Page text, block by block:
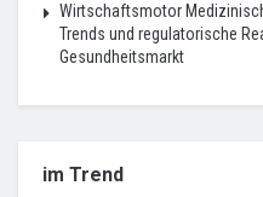
Wirtschaftsmotor
Trends und regulatorische
Gesundheitsmarkt
im Trend